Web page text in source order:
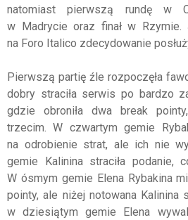
natomiast pierwszą rundę w
w Madrycie oraz finał w
na Foro Italico zdecydowanie
Pierwszą partię źle rozpoczęła
dobry straciła serwis po bardzo
gdzie obroniła dwa break
trzecim. W czwartym gemie
na odrobienie strat, ale ich nie
gemie Kalinina straciła podanie,
W ósmym gemie Elena Rybakina
pointy, ale niżej notowana Kalinina
w dziesiątym gemie Elena